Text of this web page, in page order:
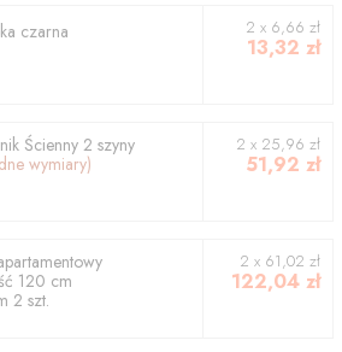
czarna
2 x 6,66 zł
13,32 zł
Ścienny 2 szyny
wymiary)
2 x 25,96 zł
51,92 zł
120 cm
2 szt.
2 x 61,02 zł
122,04 zł